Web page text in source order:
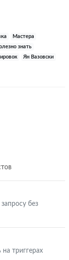
Мастера
знать
Ян Вазовски
без
триггерах